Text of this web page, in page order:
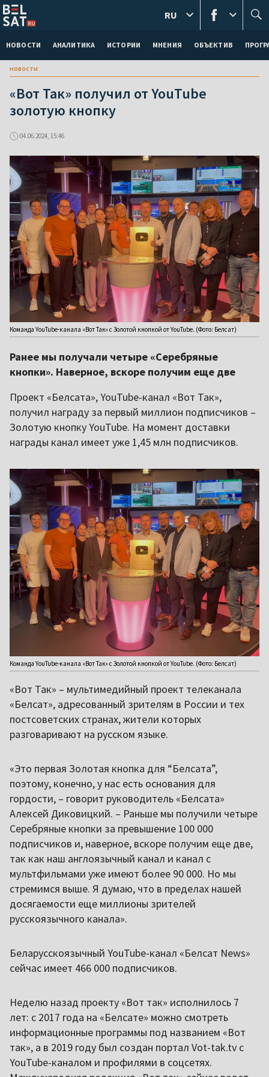
НОВОСТИ АНАЛИТИКА ИСТОРИИ МНЕНИЯ ОБЪЕКТИВ
RU
новости
«Вот Так» получил от YouTube
золотую кнопку
04.06.2024, 15:46
Команда YouTube-канала «Вот Так» с Золотой кнопкой от YouTube. (Фото: Белсат)
Ранее мы получали четыре «Серебряные
кнопки». Наверное, вскоре получим еще две
Проект «Белсата», YouTube-канал «Вот Так»,
получил награду за первый миллион подписчиков –
Золотую кнопку YouTube. На момент доставки
награды канал имеет уже 1,45 млн подписчиков.
Команда YouTube-канала «Вот Так» с Золотой кнопкой от YouTube. (Фото: Белсат)
«Вот Так» – мультимедийный проект телеканала
«Белсат», адресованный зрителям в России и тех
постсоветских странах, жители которых
разговаривают на русском языке.
«Это первая Золотая кнопка для “Белсата”,
поэтому, конечно, у нас есть основания для
гордости, – говорит руководитель «Белсата»
Алексей Диковицкий. – Раньше мы получили четыре
Серебряные кнопки за превышение 100 000
подписчиков и, наверное, вскоре получим еще две,
так как наш англоязычный канал и канал с
мультфильмами уже имеют более 90 000. Но мы
стремимся выше. Я думаю, что в пределах нашей
досягаемости еще миллионы зрителей
русскоязычного канала».
Беларусскоязычный YouTube-канал «Белсат News»
сейчас имеет 466 000 подписчиков.
Неделю назад проекту «Вот так» исполнилось 7
лет: с 2017 года на «Белсате» можно смотреть
информационные программы под названием «Вот
так», а в 2019 году был создан портал Vot-tak.tv с
YouTube-каналом и профилями в соцсетях.